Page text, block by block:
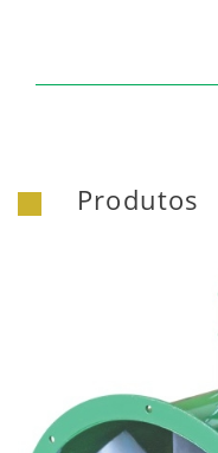
Produtos